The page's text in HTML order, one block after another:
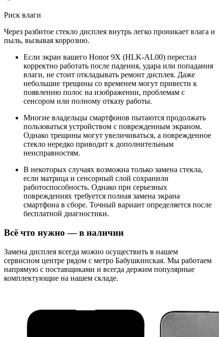
Риск влаги
Через разбитое стекло дисплея внутрь легко проникает влага и
пыль, вызывая коррозию.
Если экран вашего Honor 9X (HLK-AL00) перестал
корректно работать после падения, удара или попадания
влаги, не стоит откладывать ремонт дисплея. Даже
небольшие трещины со временем могут привести к
появлению полос на изображении, проблемам с
сенсором или полному отказу работы.
Многие владельцы смартфонов пытаются продолжать
пользоваться устройством с поврежденным экраном.
Однако трещины могут увеличиваться, а поврежденное
стекло нередко приводит к дополнительным
неисправностям.
В некоторых случаях возможна только замена стекла,
если матрица и сенсорный слой сохранили
работоспособность. Однако при серьезных
повреждениях требуется полная замена экрана
смартфона в сборе. Точный вариант определяется после
бесплатной диагностики.
Всё что нужно — в наличии
Замена дисплея всегда можно осуществить в нашем
сервисном центре рядом с метро Бабушкинская. Мы работаем
напрямую с поставщиками и всегда держим популярные
комплектующие на нашем складе.